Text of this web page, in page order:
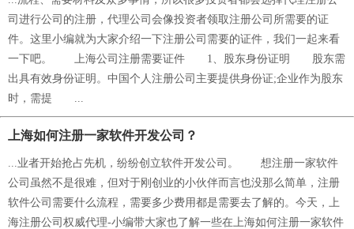
司进行公司的注册，代理公司会像投资者领取注册公司所需要的证
件。这里小编就为大家介绍一下注册公司需要的证件，我们一起来看
一下吧。 上海公司注册需要证件 1、股东身份证明 股东需
出具有效身份证明。中国个人注册公司主要提供身份证;企业作为股东
时，需提 ...
上海如何注册一家软件开发公司？
...业者开始抢占先机，纷纷创立软件开发公司。 想注册一家软件
公司虽然不是很难，但对于刚创业的小伙伴而言也没那么简单，注册
软件公司需要什么流程，需要多少费用都是需要去了解的。今天，上
海注册公司权威代理-小编带大家也了解一些在上海如何注册一家软件